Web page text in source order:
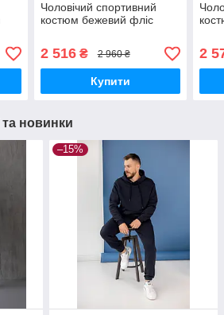
Чоловічий спортивний
костюм бежевий фліс
2 516₴ 2 960 ₴
Купити
2
та новинки
–15%